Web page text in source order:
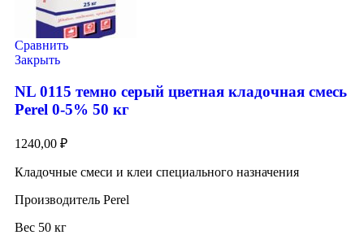
Сравнить
Закрыть
NL 0115 темно серый цветная кладочная смесь
Perel 0-5% 50 кг
1240,00 ₽
Кладочные смеси и клеи специального назначения
Производитель Perel
Вес 50 кг